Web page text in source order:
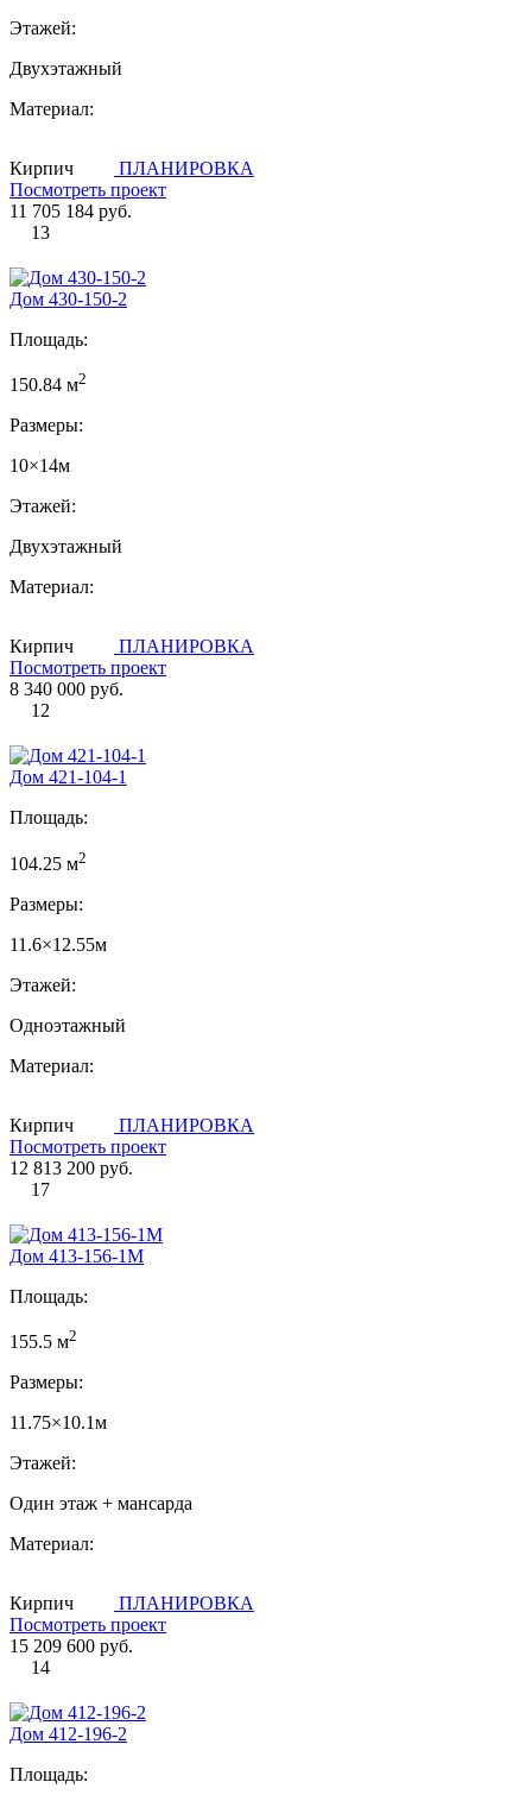
Этажей:
Двухэтажный
Материал:
Кирпич
ПЛАНИРОВКА
Посмотреть проект
11 705 184 руб.
13
Дом 430-150-2
Площадь:
150.84 м2
Размеры:
10×14м
Этажей:
Двухэтажный
Материал:
Кирпич
ПЛАНИРОВКА
Посмотреть проект
8 340 000 руб.
12
Дом 421-104-1
Площадь:
104.25 м2
Размеры:
11.6×12.55м
Этажей:
Одноэтажный
Материал:
Кирпич
ПЛАНИРОВКА
Посмотреть проект
12 813 200 руб.
17
Дом 413-156-1М
Площадь:
155.5 м2
Размеры:
11.75×10.1м
Этажей:
Один этаж + мансарда
Материал:
Кирпич
ПЛАНИРОВКА
Посмотреть проект
15 209 600 руб.
14
Дом 412-196-2
Площадь: